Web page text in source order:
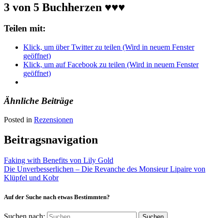
3 von 5 Buchherzen ♥♥♥
Teilen mit:
Klick, um über Twitter zu teilen (Wird in neuem Fenster
geöffnet)
Klick, um auf Facebook zu teilen (Wird in neuem Fenster
geöffnet)
Ähnliche Beiträge
Posted in Rezensionen
Beitragsnavigation
Faking with Benefits von Lily Gold
Die Unverbesserlichen – Die Revanche des Monsieur Lipaire von
Klüpfel und Kobr
Auf der Suche nach etwas Bestimmten?
Suchen nach: